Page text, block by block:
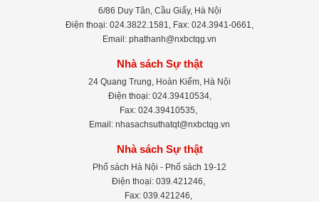
6/86 Duy Tân, Cầu Giấy, Hà Nội
Điện thoại: 024.3822.1581, Fax: 024.3941-0661,
Email: phathanh@nxbctqg.vn
Nhà sách Sự thật
24 Quang Trung, Hoàn Kiếm, Hà Nội
Điện thoại: 024.39410534,
Fax: 024.39410535,
Email: nhasachsuthatqt@nxbctqg.vn
Nhà sách Sự thật
Phố sách Hà Nội - Phố sách 19-12
Điện thoại: 039.421246,
Fax: 039.421246,